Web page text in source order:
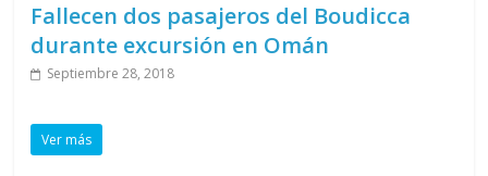
Fallecen dos pasajeros del Boudicca
durante excursión en Omán
Septiembre 28, 2018
Ver más